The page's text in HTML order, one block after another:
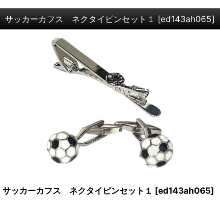
サッカーカフス ネクタイピンセット１ [ed143ah065]
サッカーカフス ネクタイピンセット１ [ed143ah065]